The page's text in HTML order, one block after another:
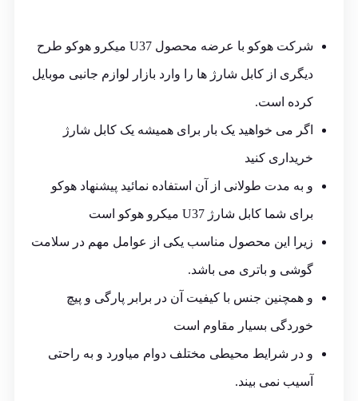
شرکت هوکو با عرضه محصول U37 میکرو هوکو طرح
دیگری از کابل شارژ ها را وارد بازار لوازم جانبی موبایل
کرده است.
اگر می خواهید یک بار برای همیشه یک کابل شارژ
خریداری کنید
و به مدت طولانی از آن استفاده نمائید پیشنهاد هوکو
برای شما کابل شارژ U37 میکرو هوکو است
زیرا این محصول مناسب یکی از عوامل مهم در سلامت
گوشی و باتری می باشد.
و همچنین جنس با کیفیت آن در برابر پارگی و پیچ
خوردگی بسیار مقاوم است
و در شرایط محیطی مختلف دوام میاورد و به راحتی
آسیب نمی بیند.